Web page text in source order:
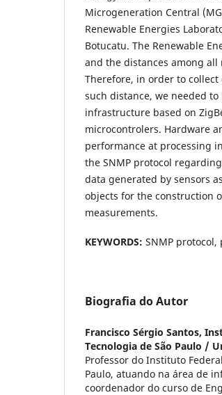
Microgeneration Central
Renewable Energies
Botucatu. The Renewable
and the distances among
Therefore, in order to
such distance, we needed
infrastructure based on
microcontrolers. Hardware
performance at processing
the SNMP protocol
data generated by sensors
objects for the construction
measurements.
KEYWORDS: SNMP protocol,
Biografia do Autor
Francisco Sérgio Santos,
Tecnologia de São Paulo /
Professor do Instituto
Paulo, atuando na área de
coordenador do curso de